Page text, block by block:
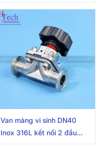
Van màng vi sinh DN40
Inox 316L kết nối 2 đầu